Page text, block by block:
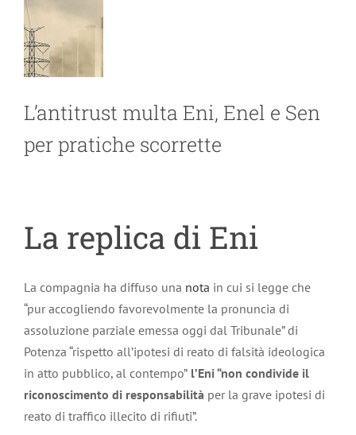
L’antitrust multa Eni, Enel e Sen
per pratiche scorrette
La replica di Eni
La compagnia ha diffuso una nota in cui si legge che
“pur accogliendo favorevolmente la pronuncia di
assoluzione parziale emessa oggi dal Tribunale”di
Potenza “rispetto all’ipotesi di reato di falsità ideologica
in atto pubblico, al contempo” l’Eni “non condivide il
riconoscimento di responsabilità per la grave ipotesi di
reato di traffico illecito di rifiuti”.